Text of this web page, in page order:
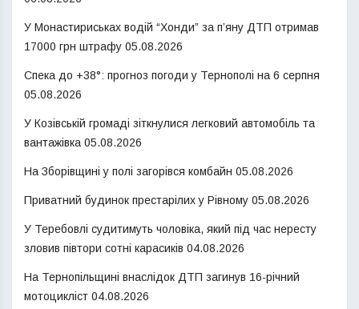
У Монастириськах водій “Хонди” за п’яну ДТП отримав
17000 грн штрафу 05.08.2026
Спека до +38°: прогноз погоди у Тернополі на 6 серпня
05.08.2026
У Козівській громаді зіткнулися легковий автомобіль та
вантажівка 05.08.2026
На Зборівщині у полі загорівся комбайн 05.08.2026
Приватний будинок престарілих у Рівному 05.08.2026
У Теребовлі судитимуть чоловіка, який під час нересту
зловив півтори сотні карасиків 04.08.2026
На Тернопільщині внаслідок ДТП загинув 16-річний
мотоцикліст 04.08.2026